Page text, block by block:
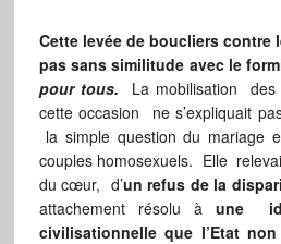
Cette levée de boucliers contre
pas sans similitude avec le
pour tous. La mobilisation des
cette occasion ne s’expliquait
la simple question du mariage
couples homosexuels. Elle
du cœur, d’un refus de la
attachement résolu à une
civilisationnelle que l’Etat